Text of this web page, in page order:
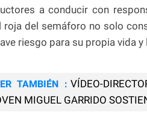
a conducir con
roja del semáforo no solo
riesgo para su propia vida
TAMBIÉN : VÍDEO-
MIGUEL GARRIDO